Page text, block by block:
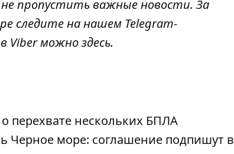
пропустить важные новости. За
следите на нашем Telegram-
Viber можноздесь.
перехвате нескольких БПЛА
Черное море: соглашение подпишут в